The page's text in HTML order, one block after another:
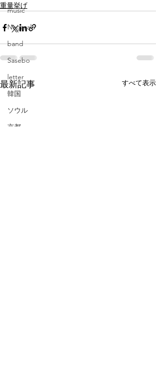
music
Nagasaki
band
Sasebo
letter
韓国
ソウル
京都
重量挙げ
最新記事 すべて表示